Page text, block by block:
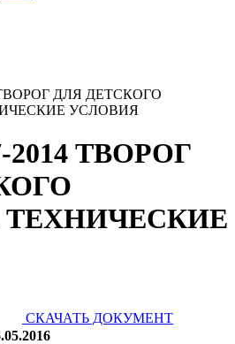
ТВОРОГ ДЛЯ ДЕТСКОГО
УСЛОВИЯ
2014 ТВОРОГ
СКАЧАТЬ ДОКУМЕНТ